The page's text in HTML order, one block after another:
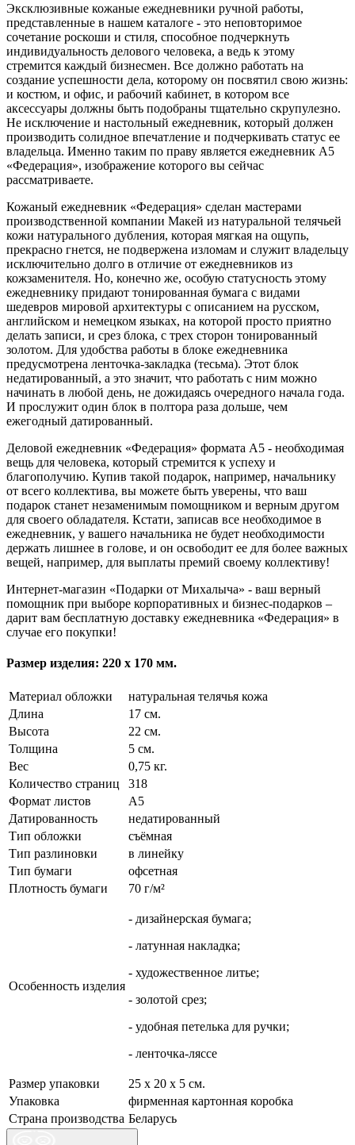
Эксклюзивные кожаные ежедневники ручной работы,
представленные в нашем каталоге - это неповторимое
сочетание роскоши и стиля, способное подчеркнуть
индивидуальность делового человека, а ведь к этому
стремится каждый бизнесмен. Все должно работать на
создание успешности дела, которому он посвятил свою жизнь:
и костюм, и офис, и рабочий кабинет, в котором все
аксессуары должны быть подобраны тщательно скрупулезно.
Не исключение и настольный ежедневник, который должен
производить солидное впечатление и подчеркивать статус ее
владельца. Именно таким по праву является ежедневник А5
«Федерация», изображение которого вы сейчас
рассматриваете.
Кожаный ежедневник «Федерация» сделан мастерами
производственной компании Макей из натуральной телячьей
кожи натурального дубления, которая мягкая на ощупь,
прекрасно гнется, не подвержена изломам и служит владельцу
исключительно долго в отличие от ежедневников из
кожзаменителя. Но, конечно же, особую статусность этому
ежедневнику придают тонированная бумага с видами
шедевров мировой архитектуры с описанием на русском,
английском и немецком языках, на которой просто приятно
делать записи, и срез блока, с трех сторон тонированный
золотом. Для удобства работы в блоке ежедневника
предусмотрена ленточка-закладка (тесьма). Этот блок
недатированный, а это значит, что работать с ним можно
начинать в любой день, не дожидаясь очередного начала года.
И прослужит один блок в полтора раза дольше, чем
ежегодный датированный.
Деловой ежедневник «Федерация» формата А5 - необходимая
вещь для человека, который стремится к успеху и
благополучию. Купив такой подарок, например, начальнику
от всего коллектива, вы можете быть уверены, что ваш
подарок станет незаменимым помощником и верным другом
для своего обладателя. Кстати, записав все необходимое в
ежедневник, у вашего начальника не будет необходимости
держать лишнее в голове, и он освободит ее для более важных
вещей, например, для выплаты премий своему коллективу!
Интернет-магазин «Подарки от Михалыча» - ваш верный
помощник при выборе корпоративных и бизнес-подарков –
дарит вам бесплатную доставку ежедневника «Федерация» в
случае его покупки!
Размер изделия: 220 х 170 мм.
Материал обложки
натуральная телячья кожа
Длина
17 см.
Высота
22 см.
Толщина
5 см.
Вес
0,75 кг.
Количество страниц
318
Формат листов
А5
Датированность
недатированный
Тип обложки
съёмная
Тип разлиновки
в линейку
Тип бумаги
офсетная
Плотность бумаги
70 г/м²
Особенность изделия
- дизайнерская бумага;
- латунная накладка;
- художественное литье;
- золотой срез;
- удобная петелька для ручки;
- ленточка-ляссе
Размер упаковки
25 х 20 х 5 см.
Упаковка
фирменная картонная коробка
Страна производства Беларусь